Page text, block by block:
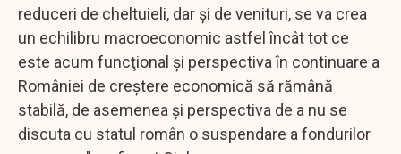
reduceri de cheltuieli, dar şi de venituri, se va crea
un echilibru macroeconomic astfel încât tot ce
este acum funcţional şi perspectiva în continuare a
României de creştere economică să rămână
stabilă, de asemenea şi perspectiva de a nu se
discuta cu statul român o suspendare a fondurilor